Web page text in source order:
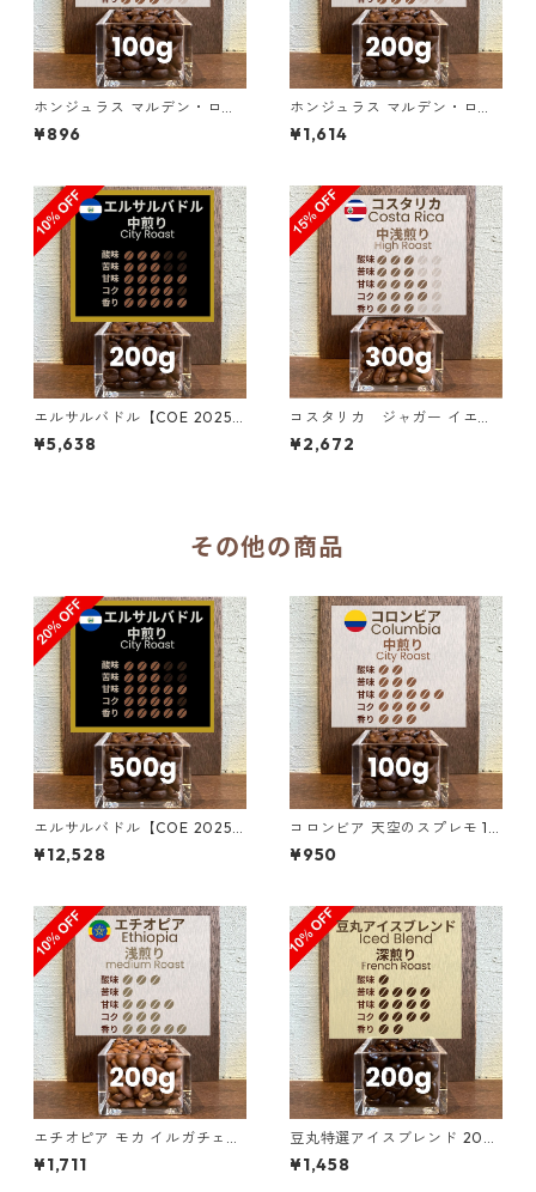
ホンジュラス マルデン・ロペ
ス農園 SHG サン・マヌエル 1
00g
¥896
ホンジュラス マルデン・ロペ
ス農園 SHG サン・マヌエル 2
00g（100g単価の10％OF
¥1,614
エルサルバドル【COE 2025 8
位】ロス・ナランホス農園 ナ
チュラル・アナエロビック20
¥5,638
コスタリカ ジャガー イエロ
ーハニー SHB 300g（100g単
価の15％OFF）
¥2,672
その他の商品
エルサルバドル【COE 2025 8
位】ロス・ナランホス農園 ナ
チュラル・アナエロビック50
¥12,528
コロンビア 天空のスプレモ 10
0g
¥950
エチオピア モカ イルガチェフ
ェ G1 ゲデブ ハロベリティ 20
0g（100g単価の10%OFF）
¥1,711
豆丸特選アイスブレンド 200
g（100g単価の10%OFF）
¥1,458